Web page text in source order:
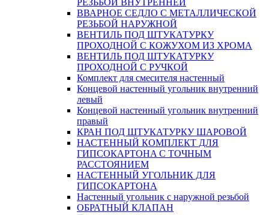
РЕЗЬБОЙ ВНУТРЕННЕЙ
ВВАРНОЕ СЕДЛО С МЕТАЛЛИЧЕСКОЙ
РЕЗЬБОЙ НАРУЖНОЙ
ВЕНТИЛЬ ПОД ШТУКАТУРКУ
ПРОХОДНОЙ С КОЖУХОМ ИЗ ХРОМА
ВЕНТИЛЬ ПОД ШТУКАТУРКУ
ПРОХОДНОЙ С РУЧКОЙ
Комплект для смесителя настенный
Концевой настенный угольник внутренний
левый
Концевой настенный угольник внутренний
правый
КРАН ПОД ШТУКАТУРКУ ШАРОВОЙ
НАСТЕННЫЙ КОМПЛЕКТ ДЛЯ
ГИПСОКАРТОНA С ТОЧНЫМ
РАССТОЯНИЕМ
НАСТЕННЫЙ УГОЛЬНИК ДЛЯ
ГИПСОКАРТОНА
Настенный угольник с наружной резьбой
ОБРАТНЫЙ КЛАПАН